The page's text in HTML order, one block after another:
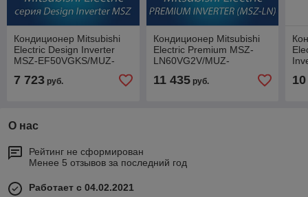
Кондиционер Mitsubishi
Electric Design Inverter
MSZ-EF50VGKS/MUZ-
7 723 руб.
Кондиционер Mitsubishi
Electric Premium MSZ-
LN60VG2V/MUZ-
белый)
11 435руб.
О нас
Рейтинг не сформирован
Менее 5 отзывов за последний год
Работает с 04.02.2021